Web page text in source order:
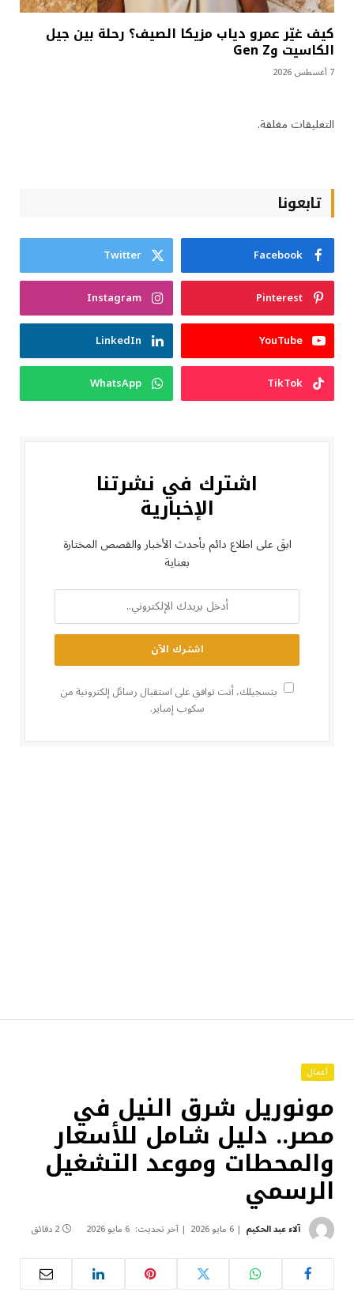
كيف غيّر عمرو دياب مزيكا الصيف؟ رحلة بين جيل
الكاسيت وGen Z
7 أغسطس 2026
التعليقات مغلقة.
تابعونا
Facebook
Twitter
Pinterest
Instagram
YouTube
LinkedIn
TikTok
WhatsApp
اشترك في نشرتنا
الإخبارية
ابقَ على اطلاع دائم بأحدث الأخبار والقصص المختارة
بعناية
بتسجيلك، أنت توافق على استقبال رسائل إلكترونية من
سكوب إمباير.
أعمال
مونوريل شرق النيل في
مصر.. دليل شامل للأسعار
والمحطات وموعد التشغيل
الرسمي
آلاء عبد الحكيم 6 مايو 2026 آخر تحديث: 6 مايو 2026 2 دقائق